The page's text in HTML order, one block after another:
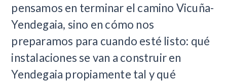
pensamos en terminar el camino Vicuña-
Yendegaia, sino en cómo nos
preparamos para cuando esté listo: qué
instalaciones se van a construir en
Yendegaia propiamente tal y qué